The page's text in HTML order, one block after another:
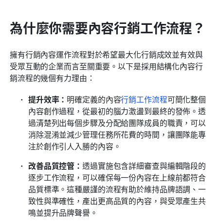
為什麼你需要內容行銷工作流程？
擁有行銷內容運作流程對於希望最大化行銷成效並有效與
受眾互動的企業而言至關重要。以下是採用結構化內容行
銷流程的幾個有力理由：
提升效率： 明確定義的內容行銷工作流程可簡化整個
內容創作過程，從最初的腦力激盪到最終的發佈。透
過清楚列出每個步驟及分配給團隊成員的職責，可以
消除混淆並減少管理任務所花費的時間，讓團隊能專
注於創作引人入勝的內容。
改善品質控管：透過實施包含詳細審查與編輯階段的
逐步工作流程，可以確保每一份內容在上線前都符合
品質標準。這種嚴謹的流程有助於維持品牌語調、一
致性與準確性，產出更高品質的內容，與受眾產生共
鳴並提升品牌聲譽。